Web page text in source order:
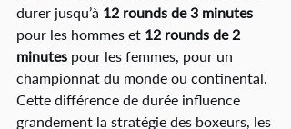
durer jusqu’à 12 rounds de 3 minutes
pour les hommes et 12 rounds de 2
minutes pour les femmes, pour un
championnat du monde ou continental.
Cette différence de durée influence
grandement la stratégie des boxeurs, les